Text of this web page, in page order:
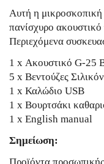
Αυτή η μικροσκοπική
πανίσχυρο
Περιεχόμενα
1 x Ακουστικό G-25
5 x Βεντούζες
1 x Καλώδιο USB
1 x Βουρτσάκι
1 x English manual
Σημείωση: